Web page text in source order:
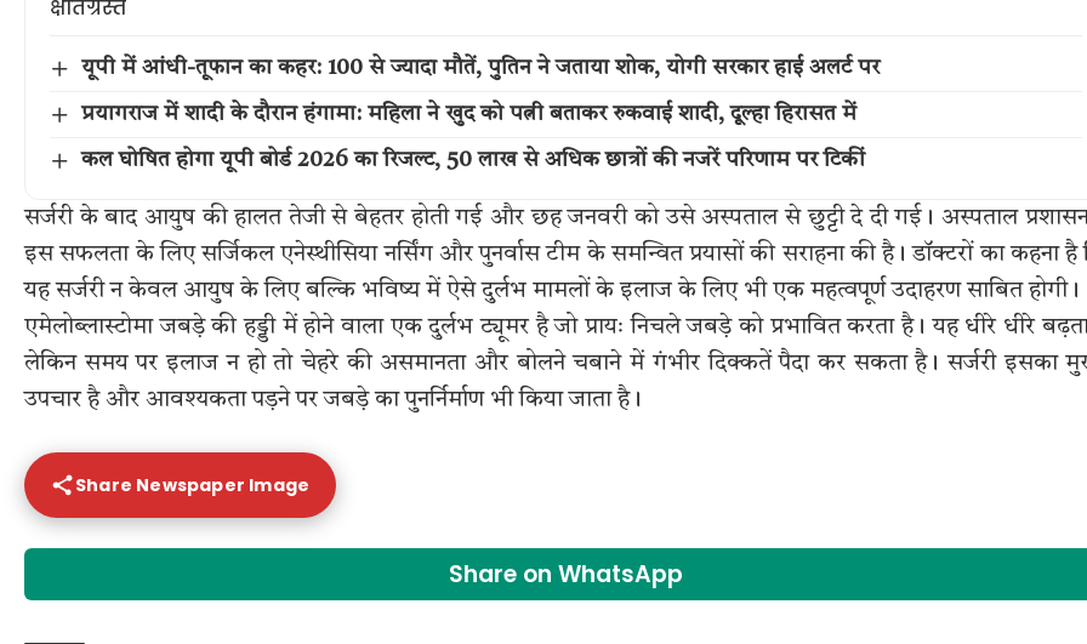
यूपी में आंधी-तूफान का कहर: 100 से ज्यादा मौतें, पुतिन ने जताया शोक, योगी सरकार हाई अलर्ट पर
प्रयागराज में शादी के दौरान हंगामा: महिला ने खुद को पत्नी बताकर रुकवाई शादी, दूल्हा हिरासत में
कल घोषित होगा यूपी बोर्ड 2026 का रिजल्ट, 50 लाख से अधिक छात्रों की नजरें परिणाम पर टिकीं
सर्जरी के बाद आयुष की हालत तेजी से बेहतर होती गई और छह जनवरी को उसे अस्पताल से छुट्टी दे दी गई। अस्पताल
इस सफलता के लिए सर्जिकल एनेस्थीसिया नर्सिंग और पुनर्वास टीम के समन्वित प्रयासों की सराहना की है। डॉक्टरों का कहना है
यह सर्जरी न केवल आयुष के लिए बल्कि भविष्य में ऐसे दुर्लभ मामलों के इलाज के लिए भी एक महत्वपूर्ण उदाहरण साबित होगी।
एमेलोब्लास्टोमा जबड़े की हड्डी में होने वाला एक दुर्लभ ट्यूमर है जो प्रायः निचले जबड़े को प्रभावित करता है। यह धीरे धीरे
लेकिन समय पर इलाज न हो तो चेहरे की असमानता और बोलने चबाने में गंभीर दिक्कतें पैदा कर सकता है। सर्जरी इसका
उपचार है और आवश्यकता पड़ने पर जबड़े का पुनर्निर्माण भी किया जाता है।
Share Newspaper Image
Share on WhatsApp